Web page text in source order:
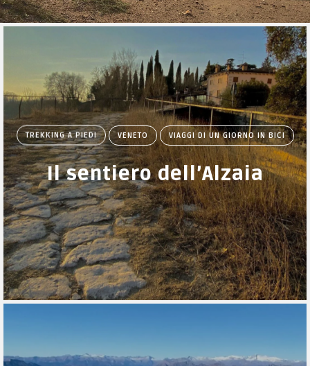
TREKKING A PIEDI VENETO VIAGGI DI UN GIORNO IN BICI
Il sentiero dell’Alzaia